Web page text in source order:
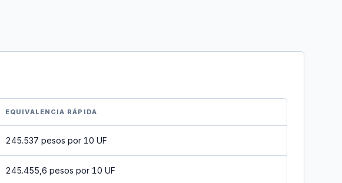
EQUIVALENCIA RÁPIDA
245.537 pesos por 10 UF
245.455,6 pesos por 10 UF